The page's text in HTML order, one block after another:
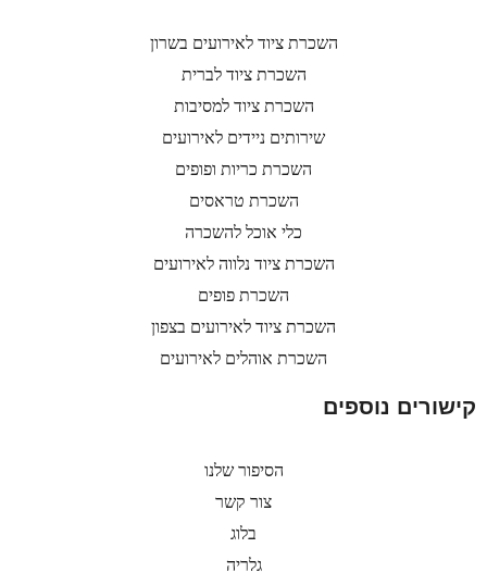
השכרת ציוד לאירועים בשרון
השכרת ציוד לברית
השכרת ציוד למסיבות
שירותים ניידים לאירועים
השכרת כריות ופופים
השכרת טראסים
כלי אוכל להשכרה
השכרת ציוד נלווה לאירועים
השכרת פופים
השכרת ציוד לאירועים בצפון
השכרת אוהלים לאירועים
קישורים נוספים
הסיפור שלנו
צור קשר
בלוג
גלריה